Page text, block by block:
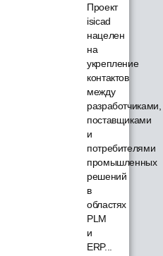
Проект
isicad
нацелен
на
укрепление
контактов
между
разработчиками,
поставщиками
и
потребителями
промышленных
решений
в
областях
PLM
и
ERP...